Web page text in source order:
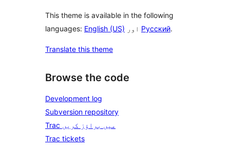
This theme is available in the following
languages: English (US) Русский.
Translate this theme
Browse the code
Development log
Subversion repository
Trac میں براؤز کریں
Trac tickets